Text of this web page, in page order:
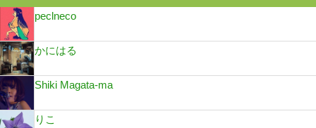
peclneco
かにはる
Shiki Magata-ma
りこ